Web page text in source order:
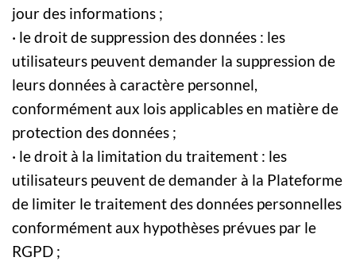
jour des informations ;
· le droit de suppression des données : les
utilisateurs peuvent demander la suppression de
leurs données à caractère personnel,
conformément aux lois applicables en matière de
protection des données ;
· le droit à la limitation du traitement : les
utilisateurs peuvent de demander à la Plateforme
de limiter le traitement des données personnelles
conformément aux hypothèses prévues par le
RGPD ;